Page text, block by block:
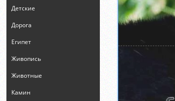
Детские
Дорога
Египет
Живопись
Животные
Камин